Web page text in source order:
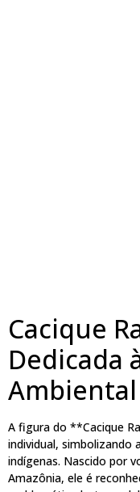
Cacique
Dedicada
Ambiental
A figura do **Cacique
individual, simbolizando
indígenas. Nascido por
Amazônia, ele é